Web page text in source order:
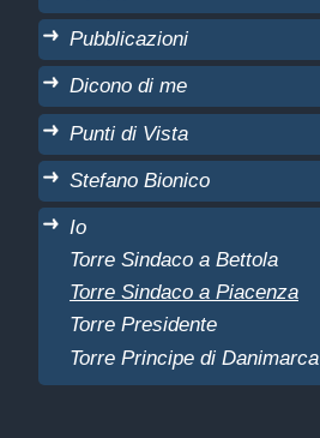
Pubblicazioni
Dicono di me
Punti di Vista
Stefano Bionico
Io
Torre Sindaco a Bettola
Torre Sindaco a Piacenza
Torre Presidente
Torre Principe di Danimarca